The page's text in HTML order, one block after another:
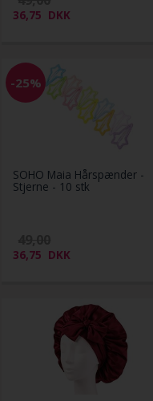
36,75 DKK
-25%
SOHO Maia Hårspænder -
Stjerne - 10 stk
36,75 DKK